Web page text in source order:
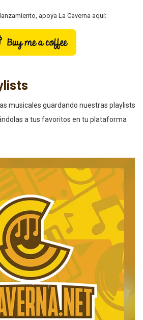
apoya La Caverna aquí:
musicales guardando nuestras playlists
a tus favoritos en tu plataforma